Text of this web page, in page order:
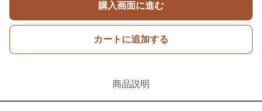
購入画面に進む
カートに追加する
商品説明